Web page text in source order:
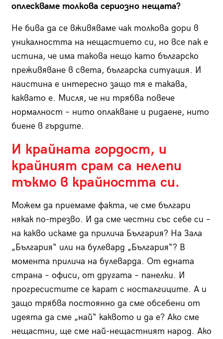
оплескваме толкова сериозно нещата?
Не бива да се вживяваме чак толкова дори в
уникалността на нещастието си, но все пак е
истина, че има такова нещо като българско
преживяване в света, българска ситуация. И
наистина е интересно защо тя е такава,
каквато е. Мисля, че ни трябва повече
нормалност – нито оплакване и ридаене, нито
биене в гърдите.
И крайната гордост, и
крайният срам са нелепи
тъкмо в крайността си.
Можем да приемаме факта, че сме българи
някак по-трезво. И да сме честни със себе си –
на какво искаме да прилича България? На Зала
„България“ или на булевард „България“? В
момента прилича на булеварда. От едната
страна – офиси, от другата – панелки. И
прогресистите се карат с носталгиците. А и
защо трябва постоянно да сме обсебени от
идеята да сме „най“ каквото и да е? Ако сме
нещастни, ще сме най-нещастният народ. Ако